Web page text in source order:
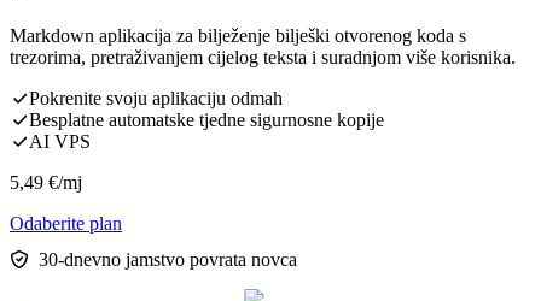
Markdown aplikacija za bilježenje bilješki otvorenog koda s
trezorima, pretraživanjem cijelog teksta i suradnjom više korisnika.
Pokrenite svoju aplikaciju odmah
Besplatne automatske tjedne sigurnosne kopije
AI VPS
5,49 €/mj
Odaberite plan
30-dnevno jamstvo povrata novca